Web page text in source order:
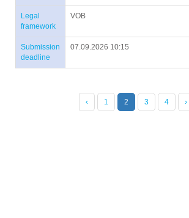
Legal
framework
VOB
Submission
deadline
07.09.2026 10:15
‹ 1 2 3 4 ›